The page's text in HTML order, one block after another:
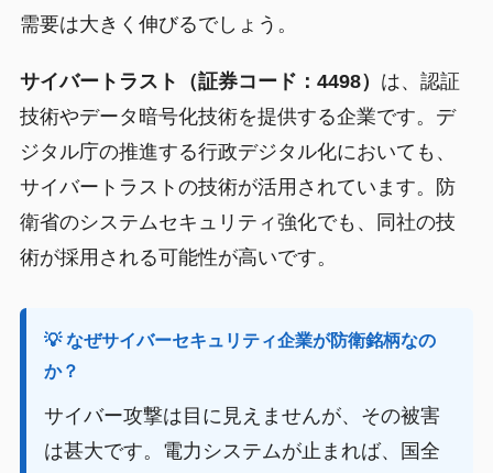
需要は大きく伸びるでしょう。
サイバートラスト（証券コード：4498） は、認証
技術やデータ暗号化技術を提供する企業です。デ
ジタル庁の推進する行政デジタル化においても、
サイバートラストの技術が活用されています。防
衛省のシステムセキュリティ強化でも、同社の技
術が採用される可能性が高いです。
💡 なぜサイバーセキュリティ企業が防衛銘柄なの
か？
サイバー攻撃は目に見えませんが、その被害
は甚大です。電力システムが止まれば、国全